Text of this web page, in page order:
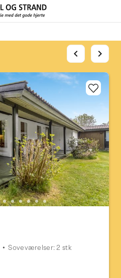
Soveværelser: 2 stk
chevron_left chevron_right